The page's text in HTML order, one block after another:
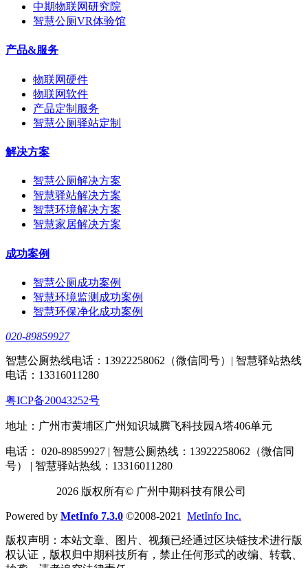
中期物联网研究院
智慧公厕VR体验馆
产品&服务
物联网硬件
物联网软件
产品定制服务
智慧公厕驿站定制
解决方案
智慧公厕解决方案
智慧驿站解决方案
智慧环境解决方案
智慧家居解决方案
成功案例
智慧公厕成功案例
智慧环境监测成功案例
智慧环保净化成功案例
020-89859927
智慧公厕热线电话：13922258062（微信同号）| 智慧驿站热线
电话：13316011280
粤ICP备20043252号
地址：广州市黄埔区广州知识城腾飞科技园A塔406单元
电话： 020-89859927 | 智慧公厕热线：13922258062（微信同
号） | 智慧驿站热线：13316011280
2026 版权所有© 广州中期科技有限公司
Powered by MetInfo 7.3.0 ©2008-2021 MetInfo Inc.
版权声明：本站文章、图片、视频已经通过区块链技术进行版
权认证，版权归中期科技所有，禁止任何形式的改编、转载、